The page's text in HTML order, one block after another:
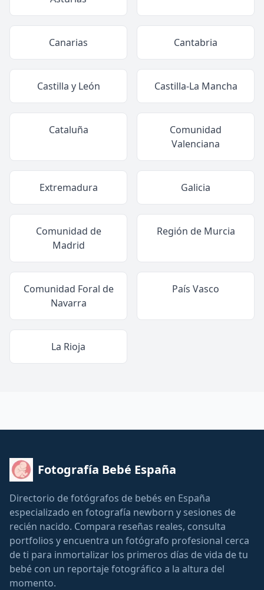
Canarias Cantabria
Castilla y León Castilla-La Mancha
Cataluña
Comunidad
Valenciana
Extremadura Galicia
Comunidad de
Madrid
Región de Murcia
Comunidad Foral de
Navarra
País Vasco
La Rioja
Fotografía Bebé España
Directorio de fotógrafos de bebés en España
especializado en fotografía newborn y sesiones de
recién nacido. Compara reseñas reales, consulta
portfolios y encuentra un fotógrafo profesional cerca
de ti para inmortalizar los primeros días de vida de tu
bebé con un reportaje fotográfico a la altura del
momento.